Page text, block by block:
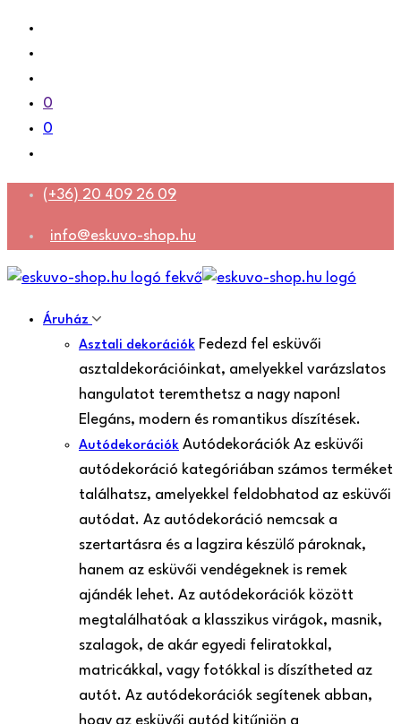
0
0
(+36) 20 409 26 09
info@eskuvo-shop.hu
Áruház
Asztali dekorációk Fedezd fel esküvői
asztaldekorációinkat, amelyekkel varázslatos
hangulatot teremthetsz a nagy napon!
Elegáns, modern és romantikus díszítések.
Autódekorációk Autódekorációk Az esküvői
autódekoráció kategóriában számos terméket
találhatsz, amelyekkel feldobhatod az esküvői
autódat. Az autódekoráció nemcsak a
szertartásra és a lagzira készülő pároknak,
hanem az esküvői vendégeknek is remek
ajándék lehet. Az autódekorációk között
megtalálhatóak a klasszikus virágok, masnik,
szalagok, de akár egyedi feliratokkal,
matricákkal, vagy fotókkal is díszítheted az
autót. Az autódekorációk segítenek abban,
hogy az esküvői autód kitűnjön a